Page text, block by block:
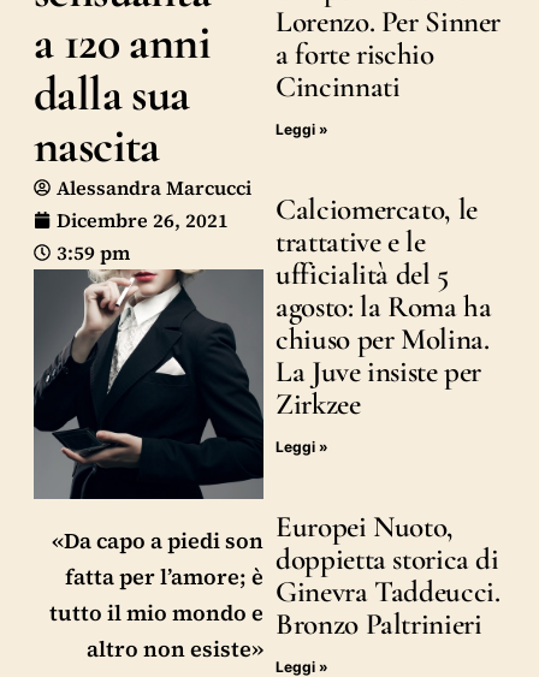
a 120 anni
dalla sua
nascita
Alessandra Marcucci
Dicembre 26, 2021
3:59 pm
«Da capo a piedi son
fatta per l’amore; è
tutto il mio mondo e
altro non esiste»
Lorenzo. Per Sinner
a forte rischio
Cincinnati
Leggi »
Calciomercato, le
trattative e le
ufficialità del 5
agosto: la Roma ha
chiuso per Molina.
La Juve insiste per
Zirkzee
Leggi »
Europei Nuoto,
doppietta storica di
Ginevra Taddeucci.
Bronzo Paltrinieri
Leggi »